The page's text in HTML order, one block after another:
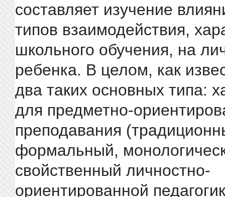
составляет изучение
типов взаимодействия,
школьного обучения, на
ребенка. В целом, как
два таких основных типа:
для предметно-
преподавания
формальный,
свойственный личностно-
ориентированной